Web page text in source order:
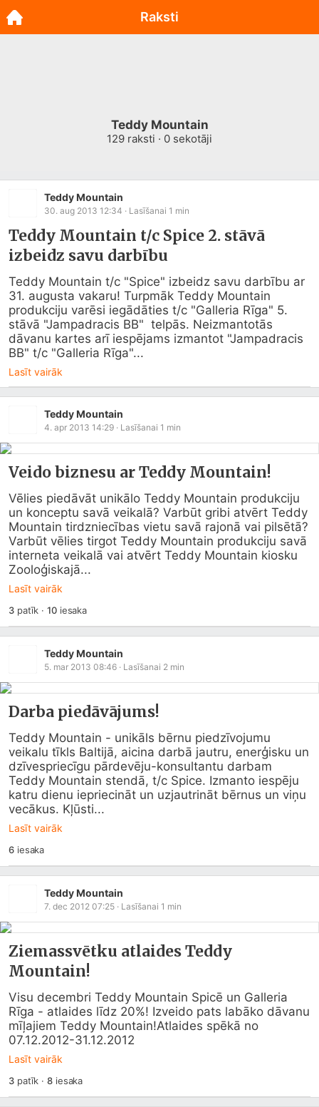
Teddy Mountain
129 raksti · 0 sekotāji
Teddy Mountain
30. aug 2013 12:34 · Lasīšanai 1 min
Teddy Mountain t/c Spice 2. stāvā
izbeidz savu darbību
Teddy Mountain t/c "Spice" izbeidz savu darbību ar
31. augusta vakaru! Turpmāk Teddy Mountain
produkciju varēsi iegādāties t/c "Galleria Rīga" 5.
stāvā "Jampadracis BB"  telpās. Neizmantotās
dāvanu kartes arī iespējams izmantot "Jampadracis
BB" t/c "Galleria Rīga"...
Lasīt vairāk
Teddy Mountain
4. apr 2013 14:29 · Lasīšanai 1 min
Veido biznesu ar Teddy Mountain!
Vēlies piedāvāt unikālo Teddy Mountain produkciju
un konceptu savā veikalā? Varbūt gribi atvērt Teddy
Mountain tirdzniecības vietu savā rajonā vai pilsētā?
Varbūt vēlies tirgot Teddy Mountain produkciju savā
interneta veikalā vai atvērt Teddy Mountain kiosku
Zooloģiskajā...
Lasīt vairāk
3patīk ·10iesaka
Teddy Mountain
5. mar 2013 08:46 · Lasīšanai 2 min
Darba piedāvājums!
Teddy Mountain - unikāls bērnu piedzīvojumu
veikalu tīkls Baltijā, aicina darbā jautru, enerģisku un
dzīvespriecīgu pārdevēju-konsultantu darbam
Teddy Mountain stendā, t/c Spice. Izmanto iespēju
katru dienu iepriecināt un uzjautrināt bērnus un viņu
vecākus. Kļūsti...
Lasīt vairāk
6iesaka
Teddy Mountain
7. dec 2012 07:25 · Lasīšanai 1 min
Ziemassvētku atlaides Teddy
Mountain!
Visu decembri Teddy Mountain Spicē un Galleria
Rīga - atlaides līdz 20%! Izveido pats labāko dāvanu
mīļajiem Teddy Mountain!Atlaides spēkā no
07.12.2012-31.12.2012
Lasīt vairāk
3patīk ·8iesaka
Raksti